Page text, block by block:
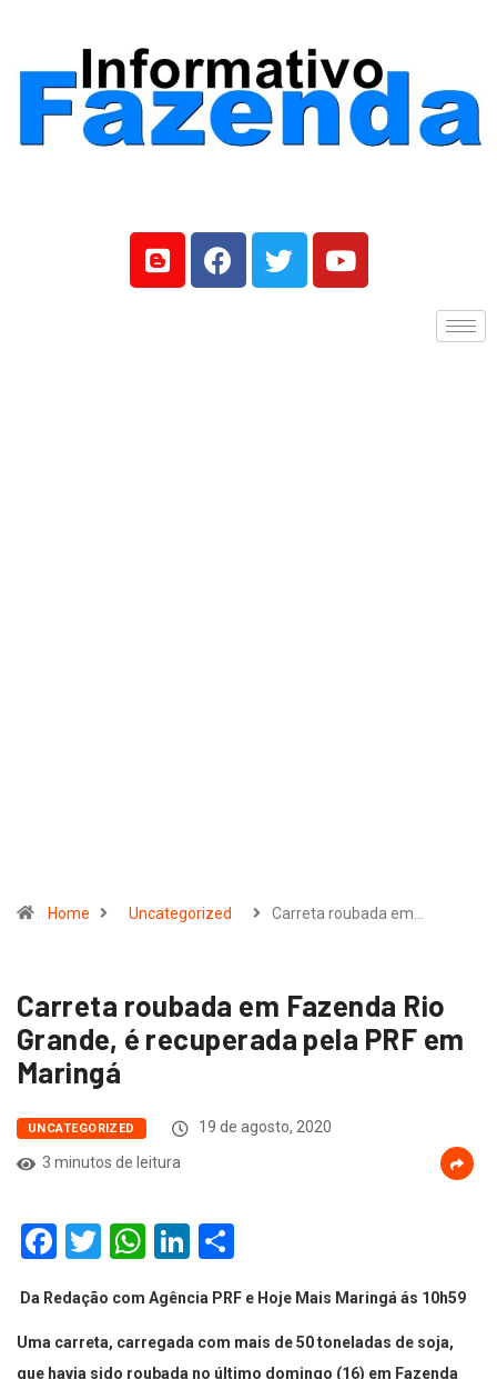
Home Uncategorized Carreta roubada em…
Carreta roubada em Fazenda Rio
Grande, é recuperada pela PRF em
Maringá
UNCATEGORIZED
19 de agosto, 2020
3 minutos de leitura
Facebook
Twitter
WhatsApp
LinkedIn
Da Redação com Agência PRF e Hoje Mais Maringá ás 10h59
Uma carreta, carregada com mais de 50 toneladas de soja,
que havia sido roubada no último domingo (16) em Fazenda